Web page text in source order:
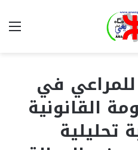
للمراعي في
القانونية
تحليلية